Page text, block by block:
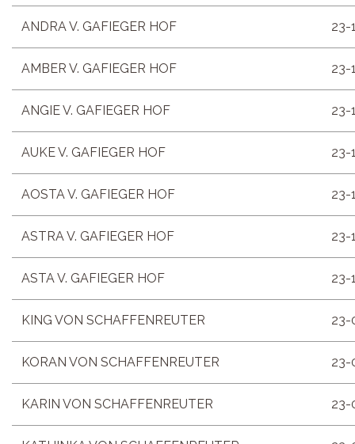
ANDRA V. GAFIEGER HOF 23-
AMBER V. GAFIEGER HOF 23-
ANGIE V. GAFIEGER HOF 23-
AUKE V. GAFIEGER HOF 23-
AOSTA V. GAFIEGER HOF 23-
ASTRA V. GAFIEGER HOF 23-
ASTA V. GAFIEGER HOF 23-
KING VON SCHAFFENREUTER 23-
KORAN VON SCHAFFENREUTER 23-
KARIN VON SCHAFFENREUTER 23-